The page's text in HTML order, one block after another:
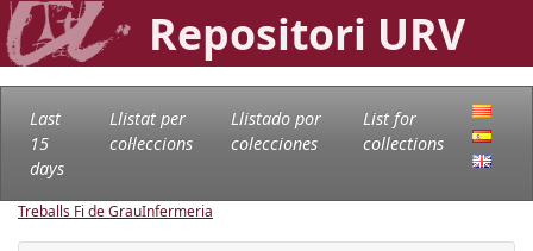
Repositori URV
Last
15
days
Llistat per
col·leccions
Llistado por
colecciones
List for
collections
Treballs Fi de GrauInfermeria